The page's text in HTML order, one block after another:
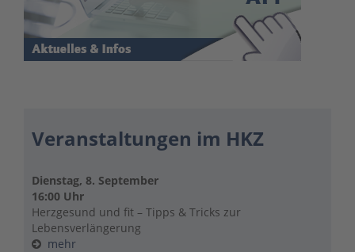
Veranstaltungen im HKZ
Dienstag, 8. September
16:00 Uhr
Herzgesund und fit – Tipps & Tricks zur
Lebensverlängerung
mehr